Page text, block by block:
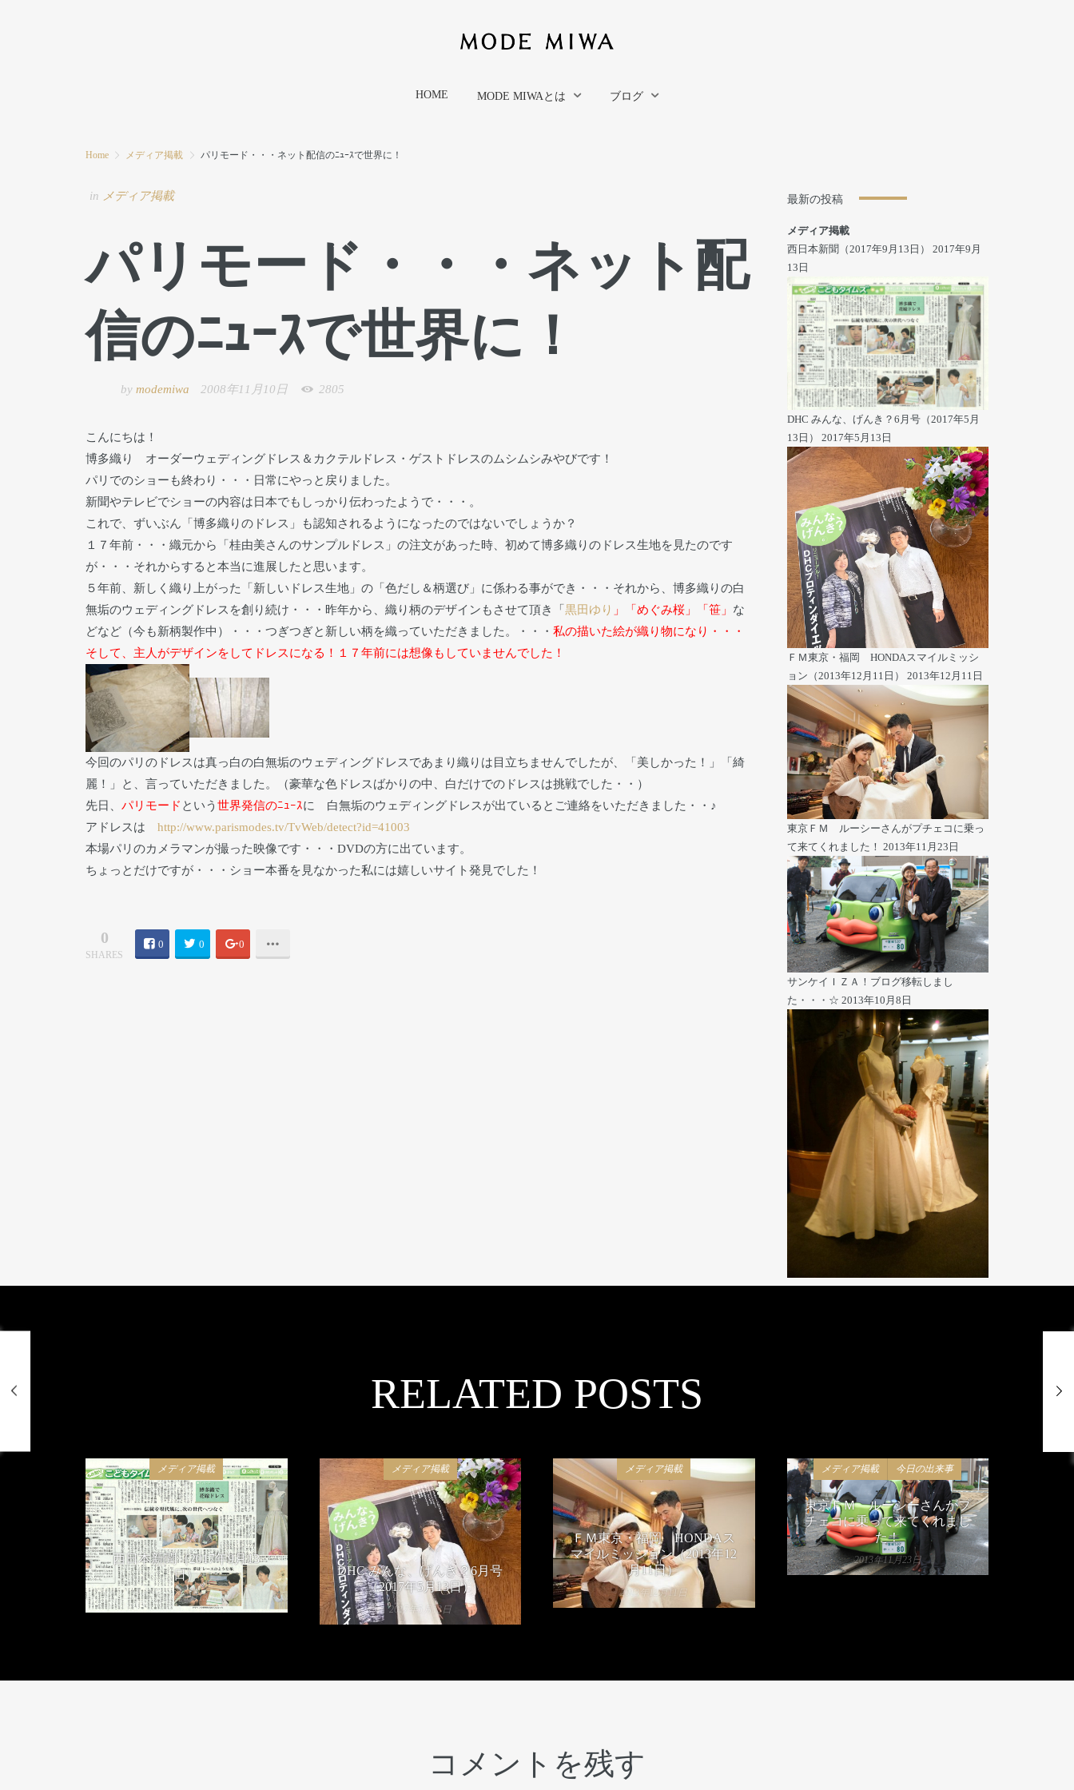
HOME MODE MIWAとは ブログ
Home メディア掲載 パリモード・・・ネット配信のﾆｭｰｽで世界に！
in メディア掲載
パリモード・・・ネット配
信のﾆｭｰｽで世界に！
by modemiwa 2008年11月10日 2805
こんにちは！
博多織り オーダーウェディングドレス＆カクテルドレス・ゲストドレスのムシムシみやびです！
パリでのショーも終わり・・・日常にやっと戻りました。
新聞やテレビでショーの内容は日本でもしっかり伝わったようで・・・。
これで、ずいぶん「博多織りのドレス」も認知されるようになったのではないでしょうか？
１７年前・・・織元から「桂由美さんのサンプルドレス」の注文があった時、初めて博多織りのドレス生地を見たのです
が・・・それからすると本当に進展したと思います。
５年前、新しく織り上がった「新しいドレス生地」の「色だし＆柄選び」に係わる事ができ・・・それから、博多織りの白
無垢のウェディングドレスを創り続け・・・昨年から、織り柄のデザインもさせて頂き「黒田ゆり 」「めぐみ桜」「笹」 な
どなど（今も新柄製作中）・・・つぎつぎと新しい柄を織っていただきました。・・・ 私の描いた絵が織り物になり・・・
そして、主人がデザインをしてドレスになる！１７年前には想像もしていませんでした！
今回のパリのドレスは真っ白の白無垢のウェディングドレスであまり織りは目立ちませんでしたが、「美しかった！」「綺
麗！」と、言っていただきました。（豪華な色ドレスばかりの中、白だけでのドレスは挑戦でした・・）
先日、 パリモード という 世界発信のﾆｭｰｽに 白無垢のウェディングドレスが出ているとご連絡をいただきました・・♪
アドレスは http://www.parismodes.tv/TvWeb/detect?id=41003
本場パリのカメラマンが撮った映像です・・・DVDの方に出ています。
ちょっとだけですが・・・ショー本番を見なかった私には嬉しいサイト発見でした！
0
SHARES
0 0 0
最新の投稿
メディア掲載
西日本新聞（2017年9月13日）
2017年9月
13日
DHC みんな、げんき？6月号（2017年5月
13日）
2017年5月13日
ＦＭ東京・福岡 HONDAスマイルミッシ
ョン（2013年12月11日）
2013年12月11日
東京ＦＭ ルーシーさんがプチェコに乗っ
て来てくれました！ 2013年11月23日
サンケイＩＺＡ！ブログ移転しまし
た・・・☆ 2013年10月8日
RELATED POSTS
メディア掲載
西日本新聞（2017年9月13
日）
2017年9月13日
メディア掲載
DHC みんな、げんき？6月号
（2017年5月13日）
2017年5月13日
メディア掲載
ＦＭ東京・福岡 HONDAス
マイルミッション（2013年12
月11日）
2013年12月11日
メディア掲載 今日の出来事
東京ＦＭ ルーシーさんがプ
チェコに乗って来てくれまし
た！
2013年11月23日
コメントを残す